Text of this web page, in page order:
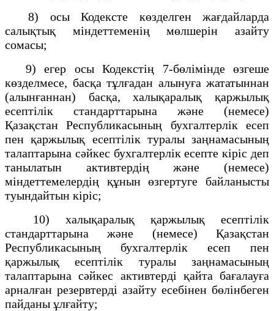
8) осы Кодексте көзделген жағдайларда
салықтық міндеттеменің мөлшерін азайту
сомасы;
9) егер осы Кодекстің 7-бөлімінде өзгеше
көзделмесе, басқа тұлғадан алынуға жататыннан
(алынғаннан) басқа, халықаралық қаржылық
есептілік стандарттарына және (немесе)
Қазақстан Республикасының бухгалтерлік есеп
пен қаржылық есептілік туралы заңнамасының
талаптарына сәйкес бухгалтерлік есепте кіріс деп
танылатын активтердің және (немесе)
міндеттемелердің құнын өзгертуге байланысты
туындайтын кіріс;
10) халықаралық қаржылық есептілік
стандарттарына және (немесе) Қазақстан
Республикасының бухгалтерлік есеп пен
қаржылық есептілік туралы заңнамасының
талаптарына сәйкес активтерді қайта бағалауға
арналған резервтерді азайту есебінен бөлінбеген
пайданы ұлғайту;